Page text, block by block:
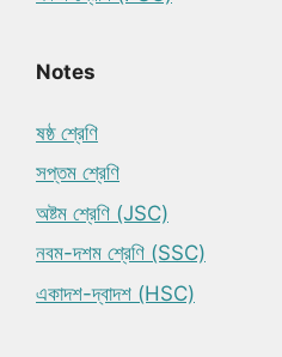
Notes
ষষ্ঠ শ্রেণি
সপ্তম শ্রেণি
অষ্টম শ্রেণি (JSC)
নবম-দশম শ্রেণি (SSC)
একাদশ-দ্বাদশ (HSC)